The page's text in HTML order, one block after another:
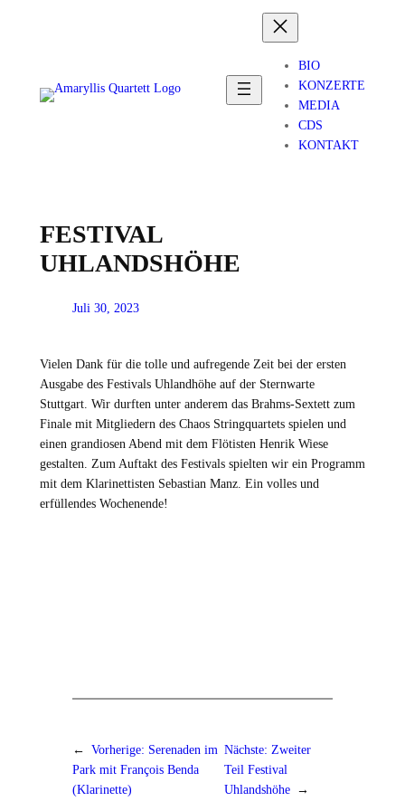
BIO
KONZERTE
MEDIA
CDS
KONTAKT
FESTIVAL
UHLANDSHÖHE
Juli 30, 2023
Vielen Dank für die tolle und aufregende Zeit bei der ersten
Ausgabe des Festivals Uhlandhöhe auf der Sternwarte
Stuttgart. Wir durften unter anderem das Brahms-Sextett zum
Finale mit Mitgliedern des Chaos Stringquartets spielen und
einen grandiosen Abend mit dem Flötisten Henrik Wiese
gestalten. Zum Auftakt des Festivals spielten wir ein Programm
mit dem Klarinettisten Sebastian Manz. Ein volles und
erfüllendes Wochenende!
← Vorherige: Serenaden im
Park mit François Benda
(Klarinette)
Nächste:Zweiter
Teil Festival
Uhlandshöhe →